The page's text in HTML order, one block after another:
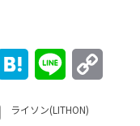
FacebookHatena Line
ライソン(LITHON)